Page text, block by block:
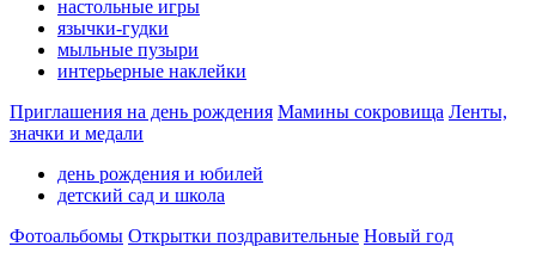
настольные игры
язычки-гудки
мыльные пузыри
интерьерные наклейки
Приглашения на день рождения Мамины сокровища Ленты,
значки и медали
день рождения и юбилей
детский сад и школа
Фотоальбомы Открытки поздравительные Новый год